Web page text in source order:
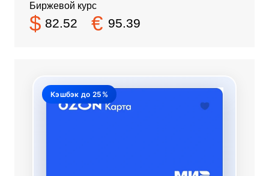
Биржевой курс
$ 82.52 € 95.39
Кэшбэк до 25%